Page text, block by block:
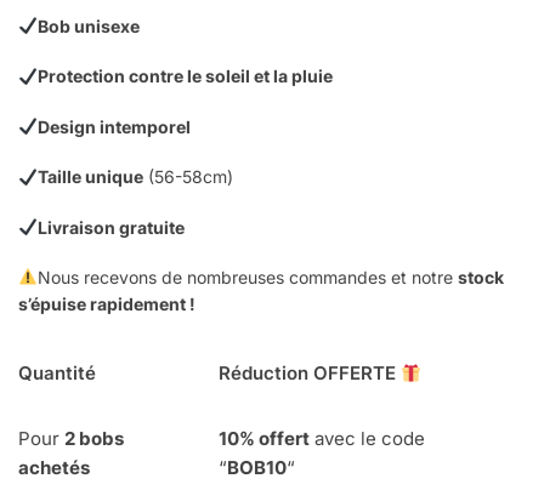
Bob unisexe
Protection contre le soleil et la pluie
Design intemporel
Taille unique(56-58cm)
Livraison gratuite
Nous recevons de nombreuses commandes et notre stock
s’épuise rapidement !
Quantité Réduction OFFERTE
Pour 2 bobs
achetés
10% offert avec le code
“BOB10“